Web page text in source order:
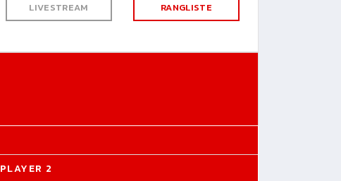
LIVESTREAM RANGLISTE
PLAYER 2